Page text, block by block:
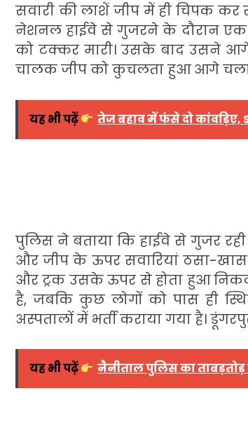
सवारी की लाशें जीप में ही चिपक
नेशनल हाईवे से गुजरने के दौरान एक
को टक्कर मारी। उसके बाद उसने
चालक जीप को कुचलता हुआ आगे चला
यह भी पढ़ें तेज बहाव में फंसे दो कांवड़िए,
पुलिस ने बताया कि हाईवे से गुजर
और जीप के ऊपर सवारियां ठसा-खास
और ट्रक उसके ऊपर से होता हुआ
है, जबकि कुछ लोगों को पास ही
अस्पतालों में भर्ती कराया गया है।
यह भी पढ़ें नैनीताल पुलिस का